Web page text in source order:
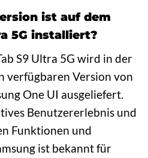
ist auf dem
5G installiert?
S9 Ultra 5G wird in der
verfügbaren Version von
One UI ausgeliefert.
Benutzererlebnis und
Funktionen und
ist bekannt für